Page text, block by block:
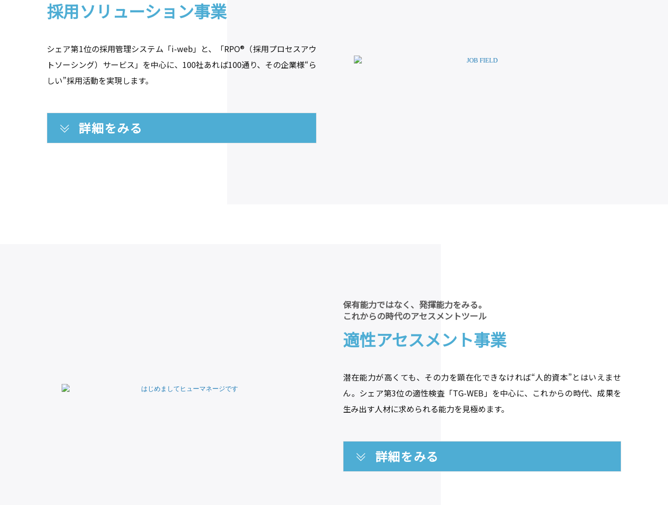
採用ソリューション事業
シェア第1位の採用管理システム「i-web」と、「RPO®（採用プロセスアウ
トソーシング）サービス」を中心に、100社あれば100通り、その企業様“ら
しい”採用活動を実現します。
詳細をみる
保有能力ではなく、発揮能力をみる。
これからの時代のアセスメントツール
適性アセスメント事業
潜在能力が高くても、その力を顕在化できなければ“人的資本”とはいえませ
ん。シェア第3位の適性検査「TG-WEB」を中心に、これからの時代、成果を
生み出す人材に求められる能力を見極めます。
詳細をみる